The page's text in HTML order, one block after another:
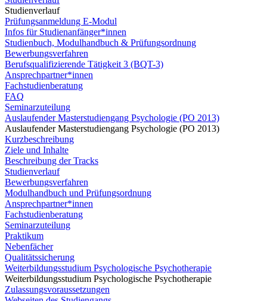
Studienverlauf
Prüfungsanmeldung E-Modul
Infos für Studienanfänger*innen
Studienbuch, Modulhandbuch & Prüfungsordnung
Bewerbungsverfahren
Berufsqualifizierende Tätigkeit 3 (BQT-3)
Ansprechpartner*innen
Fachstudienberatung
FAQ
Seminarzuteilung
Auslaufender Masterstudiengang Psychologie (PO 2013)
Auslaufender Masterstudiengang Psychologie (PO 2013)
Kurzbeschreibung
Ziele und Inhalte
Beschreibung der Tracks
Studienverlauf
Bewerbungsverfahren
Modulhandbuch und Prüfungsordnung
Ansprechpartner*innen
Fachstudienberatung
Seminarzuteilung
Praktikum
Nebenfächer
Qualitätssicherung
Weiterbildungsstudium Psychologische Psychotherapie
Weiterbildungsstudium Psychologische Psychotherapie
Zulassungsvoraussetzungen